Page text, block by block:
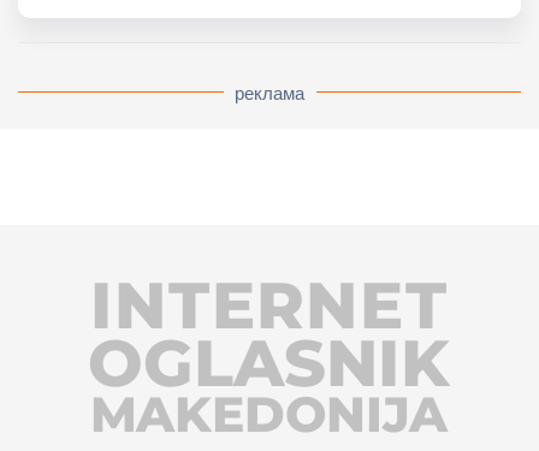
реклама
INTERNET
MAKEDONIJA
OGLASNIK